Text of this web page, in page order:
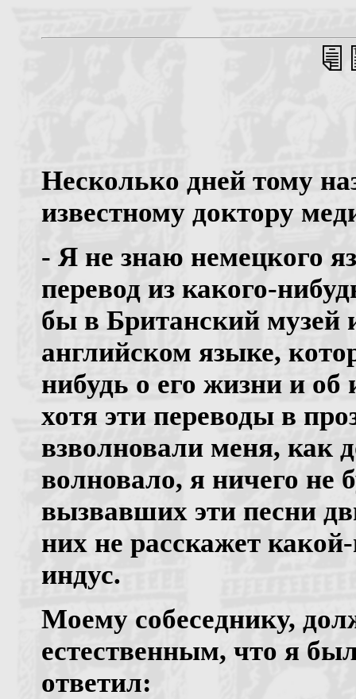
Несколько дней тому
известному доктору
- Я не знаю немецкого
перевод из какого-
бы в Британский музей
английском языке,
нибудь о его жизни и
хотя эти переводы в
взволновали меня, как
волновало, я ничего не
вызвавших эти песни
них не расскажет
индус.
Моему собеседнику,
естественным, что я
ответил: